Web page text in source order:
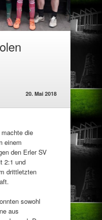
20. Mai 2018
die
einem
den Erler SV
2:1 und
drittletzten
sowohl
aus